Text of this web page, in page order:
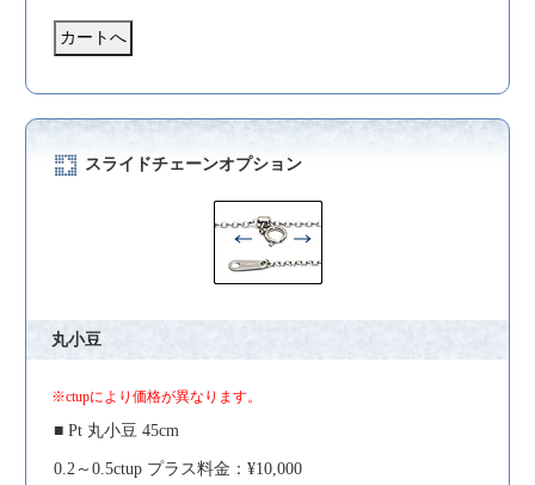
スライドチェーンオプション
丸小豆
※ctupにより価格が異なります。
■ Pt 丸小豆 45cm
0.2～0.5ctup プラス料金：¥10,000